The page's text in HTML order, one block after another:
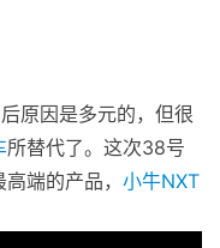
原因是多元的，但很
所替代了。这次38号
端的产品， 小牛NXT